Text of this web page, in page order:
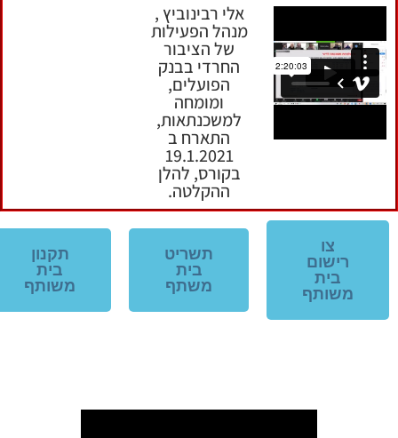
אלי רבינוביץ ,
מנהל הפעילות
של הציבור
החרדי בבנק
הפועלים,
ומומחה
למשכנתאות,
התארח ב
19.1.2021
בקורס, להלן
ההקלטה.
צו
רישום
בית
משותף
תשריט
בית
משתף
תקנון
בית
משותף